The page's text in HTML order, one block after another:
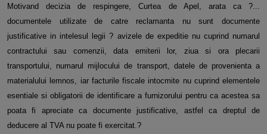
Motivand decizia de respingere, Curtea de Apel, arata ca ?...
documentele utilizate de catre reclamanta nu sunt documente
justificative in intelesul legii ? avizele de expeditie nu cuprind numarul
contractului sau comenzii, data emiterii lor, ziua si ora plecarii
transportului, numarul mijlocului de transport, datele de provenienta a
materialului lemnos, iar facturile fiscale intocmite nu cuprind elementele
esentiale si obligatorii de identificare a furnizorului pentru ca acestea sa
poata fi apreciate ca documente justificative, astfel ca dreptul de
deducere al TVA nu poate fi exercitat.?